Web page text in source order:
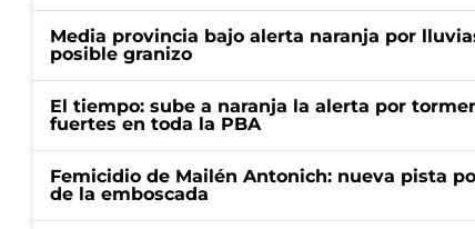
Media provincia bajo alerta naranja por
posible granizo
El tiempo: sube a naranja la alerta por
fuertes en toda la PBA
Femicidio de Mailén Antonich: nueva pista
de la emboscada